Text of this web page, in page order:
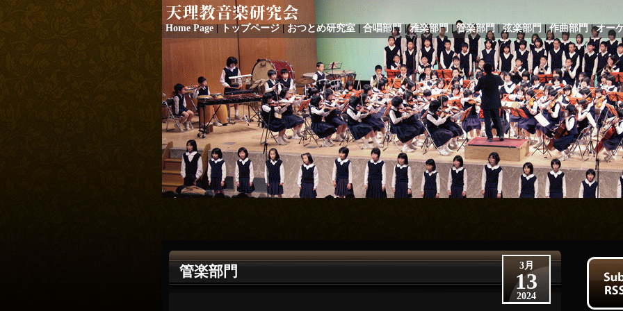
Home Page |トップページ |おつとめ研究室 |合唱部門 |雅楽部門 |管楽部門 |弦楽部門 |作曲部門 |オー
3月
13
2024
管楽部門